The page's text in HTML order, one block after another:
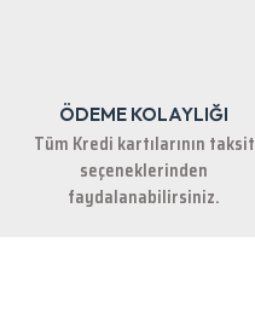
ÖDEME KOLAYLIĞI
Tüm Kredi kartılarının taksit
seçeneklerinden
faydalanabilirsiniz.